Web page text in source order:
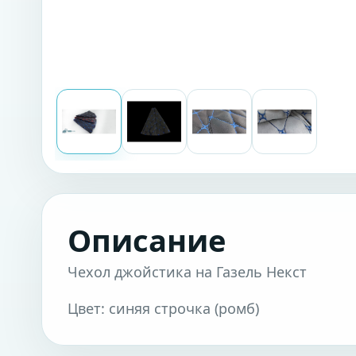
Описание
Чехол джойстика на Газель Некст
Цвет: синяя строчка (ромб)